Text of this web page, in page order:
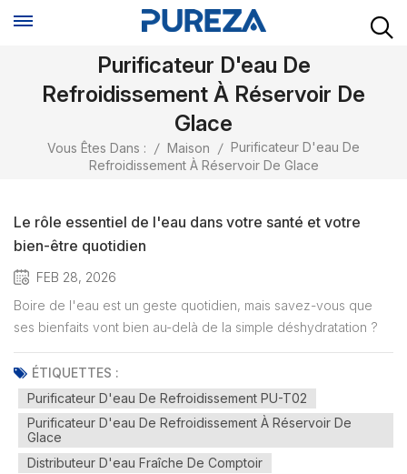
Purificateur D'eau De
Refroidissement À Réservoir De
Glace
Vous Êtes Dans : / Maison / Purificateur D'eau De
Refroidissement À Réservoir De Glace
Le rôle essentiel de l'eau dans votre santé et votre
bien-être quotidien
FEB 28, 2026
Boire de l'eau est un geste quotidien, mais savez-vous que
ses bienfaits vont bien au-delà de la simple déshydratation ?
L'eau est essentielle au bon fonctionnement de l'organisme,
influence la santé de la peau, les performances cognitives et
le bien-être général. Elle a un impact significatif sur l...
ÉTIQUETTES :
Purificateur D'eau De Refroidissement PU-T02
Purificateur D'eau De Refroidissement À Réservoir De
Glace
Distributeur D'eau Fraîche De Comptoir